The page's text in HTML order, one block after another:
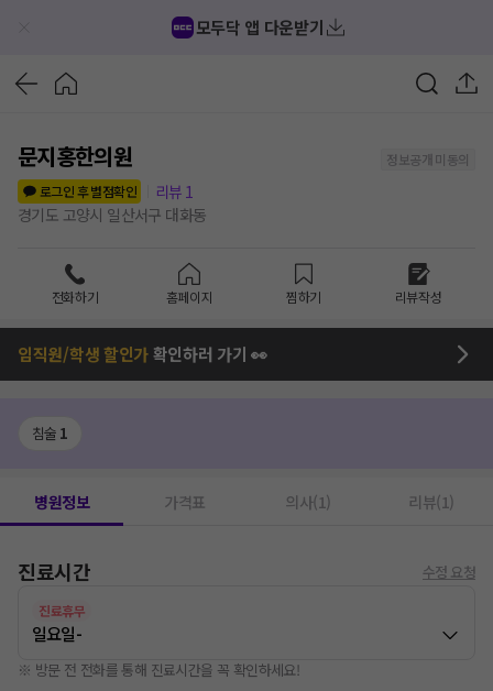
모두닥 앱 다운받기
문지홍한의원
정보공개 미동의
로그인 후 별점확인
리뷰 1
경기도 고양시 일산서구 대화동
전화하기 홈페이지 찜하기 리뷰작성
임직원/학생 할인가확인하러 가기 👀
침술 1
병원정보 가격표 의사(1) 리뷰(1)
진료시간 수정 요청
진료휴무
일요일-
※ 방문 전 전화를 통해 진료시간을 꼭 확인하세요!